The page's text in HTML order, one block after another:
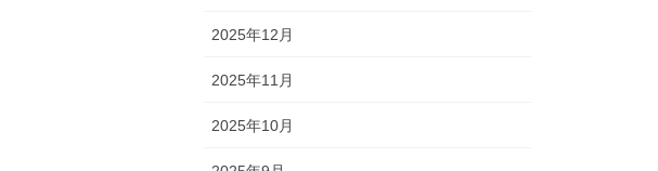
2025年12月
2025年11月
2025年10月